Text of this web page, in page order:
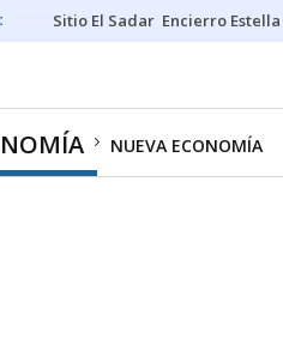
Sitio El Sadar Encierro
NUEVA ECONOMÍA